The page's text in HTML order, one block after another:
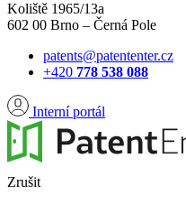
Koliště 1965/13a
602 00 Brno – Černá Pole
patents@patententer.cz
+420 778 538 088
Interní portál
Zrušit